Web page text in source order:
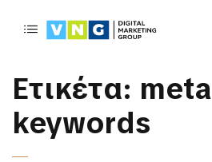
Ετικέτα: meta
keywords